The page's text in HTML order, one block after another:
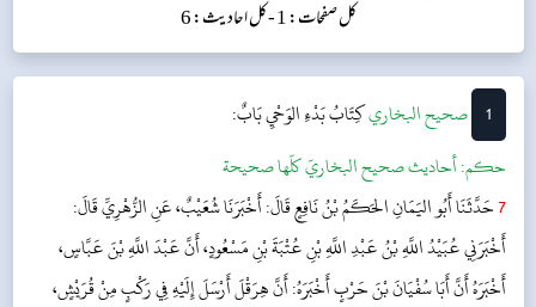
کل صفحات: 1 - کل احادیث: 6
1 ‌‌صحيح البخاريكِتَابُ بَدْءِ الوَحْيِبَابٌ:
حکم:أحاديث صحيح البخاريّ كلّها صحيحة
7حَدَّثَنَا أَبُو اليَمَانِ الحَكَمُ بْنُ نَافِعٍ قَالَ: أَخْبَرَنَا شُعَيْبٌ، عَنِ الزُّهْرِيِّ قَالَ:
أَخْبَرَنِي عُبَيْدُ اللَّهِ بْنُ عَبْدِ اللَّهِ بْنِ عُتْبَةَ بْنِ مَسْعُودٍ، أَنَّ عَبْدَ اللَّهِ بْنَ عَبَّاسٍ،
أَخْبَرَهُ أَنَّ أَبَا سُفْيَانَ بْنَ حَرْبٍ أَخْبَرَهُ: أَنَّ هِرَقْلَ أَرْسَلَ إِلَيْهِ فِي رَكْبٍ مِنْ قُرَيْشٍ،